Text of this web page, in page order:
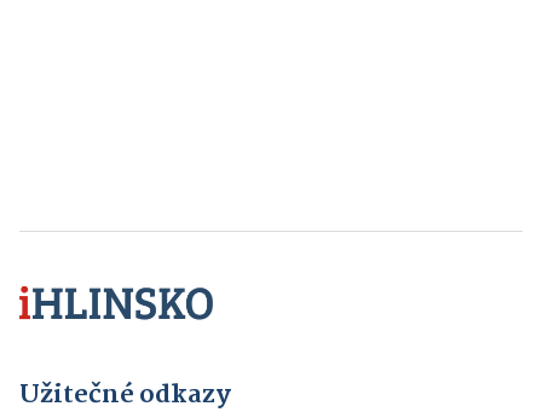
Užitečné odkazy